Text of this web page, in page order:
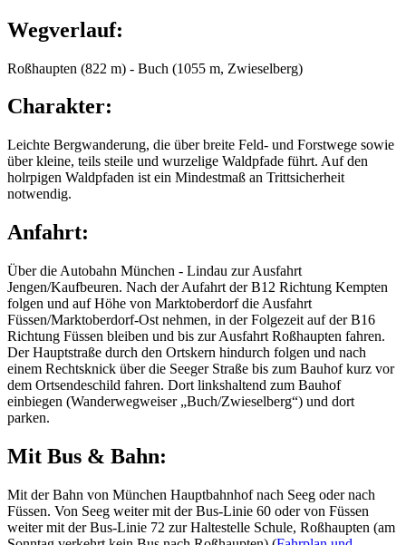
Wegverlauf:
Roßhaupten (822 m) - Buch (1055 m, Zwieselberg)
Charakter:
Leichte Bergwanderung, die über breite Feld- und Forstwege sowie
über kleine, teils steile und wurzelige Waldpfade führt. Auf den
holrpigen Waldpfaden ist ein Mindestmaß an Trittsicherheit
notwendig.
Anfahrt:
Über die Autobahn München - Lindau zur Ausfahrt
Jengen/Kaufbeuren. Nach der Aufahrt der B12 Richtung Kempten
folgen und auf Höhe von Marktoberdorf die Ausfahrt
Füssen/Marktoberdorf-Ost nehmen, in der Folgezeit auf der B16
Richtung Füssen bleiben und bis zur Ausfahrt Roßhaupten fahren.
Der Hauptstraße durch den Ortskern hindurch folgen und nach
einem Rechtsknick über die Seeger Straße bis zum Bauhof kurz vor
dem Ortsendeschild fahren. Dort linkshaltend zum Bauhof
einbiegen (Wanderwegweiser „Buch/Zwieselberg“) und dort
parken.
Mit Bus & Bahn:
Mit der Bahn von München Hauptbahnhof nach Seeg oder nach
Füssen. Von Seeg weiter mit der Bus-Linie 60 oder von Füssen
weiter mit der Bus-Linie 72 zur Haltestelle Schule, Roßhaupten (am